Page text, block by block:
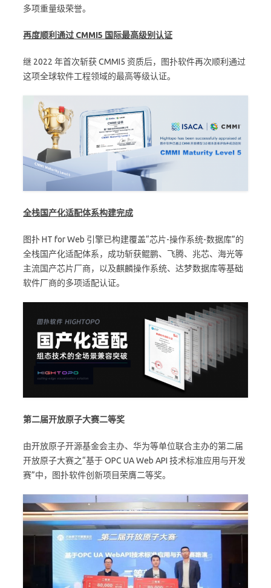
多项重量级荣誉。
再度顺利通过 CMMI5 国际最高级别认证
继 2022 年首次斩获 CMMI5 资质后，图扑软件再次顺利通过
这项全球软件工程领域的最高等级认证。
全栈国产化适配体系构建完成
图扑 HT for Web 引擎已构建覆盖“芯片-操作系统-数据库”的
全栈国产化适配体系，成功斩获鲲鹏、飞腾、兆芯、海光等
主流国产芯片厂商，以及麒麟操作系统、达梦数据库等基础
软件厂商的多项适配认证。
第二届开放原子大赛二等奖
由开放原子开源基金会主办、华为等单位联合主办的第二届
开放原子大赛之“基于 OPC UA Web API 技术标准应用与开发
赛”中，图扑软件创新项目荣膺二等奖。